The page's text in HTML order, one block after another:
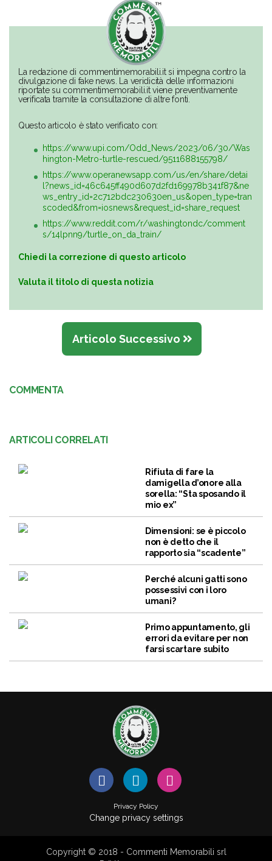
La redazione di commentimemorabili.it si impegna contro la
divulgazione di fake news. La veridicità delle informazioni
riportate su commentimemorabili.it viene preventivamente
verificata tramite la consultazione di altre fonti.
Questo articolo è stato verificato con:
https://www.upi.com/Odd_News/2023/06/30/Was
hington-Metro-turtle-rescued/9511688155798/
https://www.operanewsapp.com/us/en/share/detai
l?news_id=46c645ff490d607d2fd169978b341f87&ne
ws_entry_id=2c712bdc230630en_us&open_type=tran
scoded&from=iosnews&request_id=share_request
https://www.reddit.com/r/washingtondc/comment
s/14lpnn9/turtle_on_da_train/
Chiedi la correzione di questo articolo
Valuta il titolo di questa notizia
Articolo Successivo
COMMENTA
ARTICOLI CORRELATI
Rifiuta di fare la
damigella d’onore alla
sorella: “Sta sposando il
mio ex”
Dimensioni: se è piccolo
non è detto che il
rapporto sia “scadente”
Perché alcuni gatti sono
possessivi con i loro
umani?
Primo appuntamento, gli
errori da evitare per non
farsi scartare subito
Privacy Policy
Change privacy settings
Copyright © 2018 - Commenti Memorabili srl